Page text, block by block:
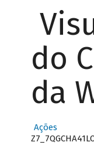
do
da
Ações